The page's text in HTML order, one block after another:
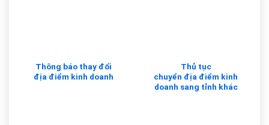
Thông báo thay đổi
địa điểm kinh doanh
Thủ tục
chuyển địa điểm kinh
doanh sang tỉnh khác